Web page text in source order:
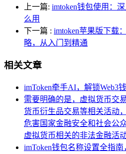
上一篇: imtoken钱包使用：
么用
下一篇 : imtoken苹果版下载
略，从入门到精通
相关文章
imToken牵手AI，解锁Web3
需要明确的是，虚拟货币交
货币衍生品交易等相关活动
危害国家金融安全和社会公
虚拟货币相关的非法金融活
imToken钱包名称设置全指